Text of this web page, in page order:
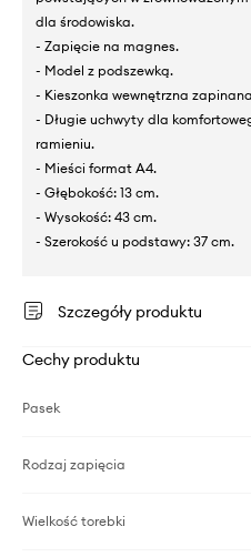
dla środowiska.
- Zapięcie na magnes.
- Model z podszewką.
- Kieszonka wewnętrzna
- Długie uchwyty dla
ramieniu.
- Mieści format A4.
- Głębokość: 13 cm.
- Wysokość: 43 cm.
- Szerokość u podstawy: 37 cm.
Szczegóły produktu
Cechy produktu
Pasek
Rodzaj zapięcia
Wielkość torebki